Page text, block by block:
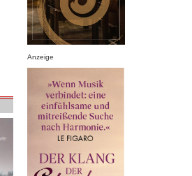
Anzeige